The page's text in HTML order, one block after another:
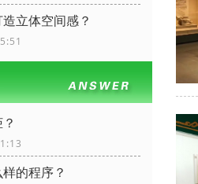
立体空间感？
的程序？